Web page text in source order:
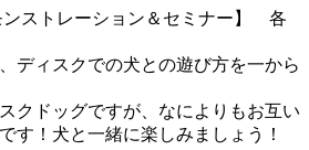
ンストレーション＆セミナー】 各
ディスクでの犬との遊び方を一から
クドッグですが、なによりもお互い
す！犬と一緒に楽しみましょう！